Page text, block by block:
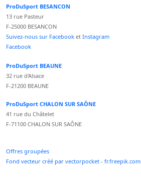
ProDuSport BESANCON
13 rue Pasteur
F-25000 BESANCON
Suivez-nous sur Facebook et Instagram
Facebook
ProDuSport BEAUNE
32 rue d'Alsace
F-21200 BEAUNE
ProDuSport CHALON SUR SAÔNE
41 rue du Châtelet
F-71100 CHALON SUR SAÔNE
Offres groupées
Fond vecteur créé par vectorpocket - fr.freepik.com